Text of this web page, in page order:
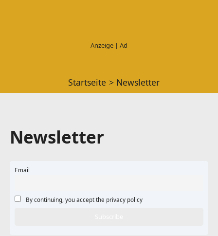
Startseite Newsletter
Newsletter
Email
By continuing, you accept the privacy policy